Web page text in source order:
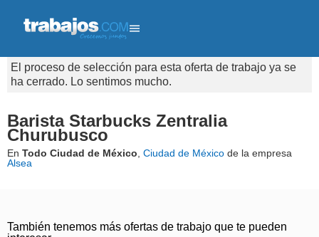
El proceso de selección para esta oferta de trabajo ya se
ha cerrado. Lo sentimos mucho.
Barista Starbucks Zentralia
Churubusco
En Todo Ciudad de México Ciudad de México de la empresa
Alsea
También tenemos más ofertas de trabajo que te pueden